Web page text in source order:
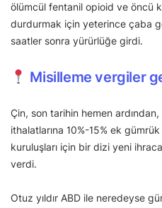
ölümcül fentanil opioid ve öncü
durdurmak için yeterince çaba
saatler sonra yürürlüğe girdi.
Misilleme vergiler
Çin, son tarihin hemen
ithalatlarına 10%-15% ek
kuruluşları için bir dizi yeni
verdi.
Otuz yıldır ABD ile neredeyse